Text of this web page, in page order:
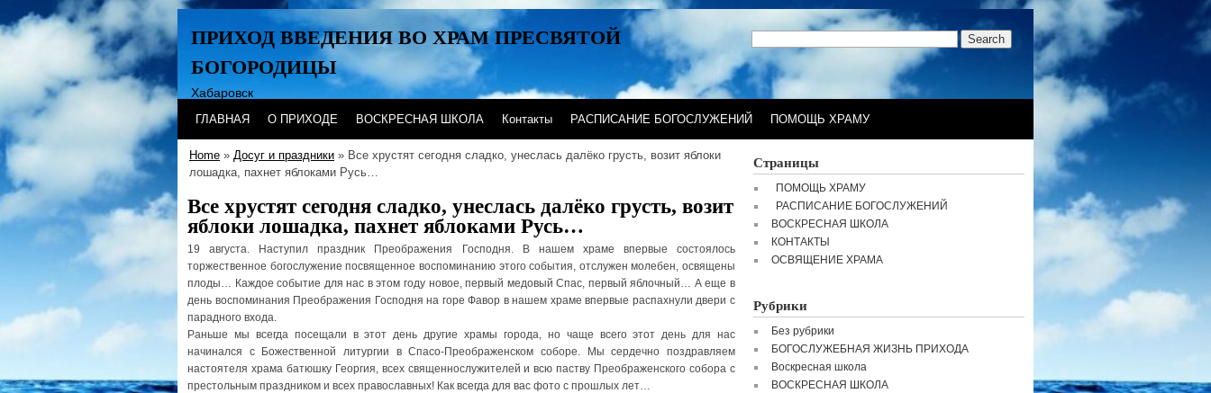
ПРИХОД ВВЕДЕНИЯ ВО ХРАМ ПРЕСВЯТОЙ
БОГОРОДИЦЫ
Хабаровск
ГЛАВНАЯ О ПРИХОДЕ ВОСКРЕСНАЯ ШКОЛА Контакты РАСПИСАНИЕ БОГОСЛУЖЕНИЙ ПОМОЩЬ ХРАМУ
Home » Досуг и праздники » Все хрустят сегодня сладко, унеслась далёко грусть, возит яблоки
лошадка, пахнет яблоками Русь…
Все хрустят сегодня сладко, унеслась далёко грусть, возит
яблоки лошадка, пахнет яблоками Русь…
19 августа. Наступил праздник Преображения Господня. В нашем храме впервые состоялось
торжественное богослужение посвященное воспоминанию этого события, отслужен молебен, освящены
плоды… Каждое событие для нас в этом году новое, первый медовый Спас, первый яблочный… А еще в
день воспоминания Преображения Господня на горе Фавор в нашем храме впервые распахнули двери с
парадного входа.
Раньше мы всегда посещали в этот день другие храмы города, но чаще всего этот день для нас
начинался с Божественной литургии в Спасо-Преображенском соборе. Мы сердечно поздравляем
настоятеля храма батюшку Георгия, всех священнослужителей и всю паству Преображенского собора с
престольным праздником и всех православных! Как всегда для вас фото с прошлых лет…
Страницы
ПОМОЩЬ ХРАМУ
РАСПИСАНИЕ БОГОСЛУЖЕНИЙ
ВОСКРЕСНАЯ ШКОЛА
КОНТАКТЫ
ОСВЯЩЕНИЕ ХРАМА
Рубрики
Без рубрики
БОГОСЛУЖЕБНАЯ ЖИЗНЬ ПРИХОДА
Воскресная школа
ВОСКРЕСНАЯ ШКОЛА